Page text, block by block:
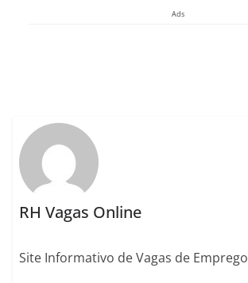
Ads
RH Vagas Online
Site Informativo de Vagas de Emprego